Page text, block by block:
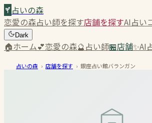
占いの森
恋愛の森占い師を探す店舗を探すAI占い
Dark
🏠ホーム💕恋愛の森🔮占い師🏪店舗✨AI
占いの森 › 店舗を探す › 銀座占い館バランガン